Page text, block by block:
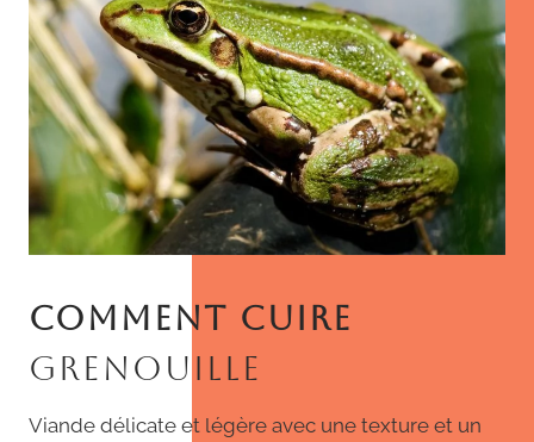
COMMENT CUIRE
GRENOUILLE
Viande délicate et légère avec une texture et un